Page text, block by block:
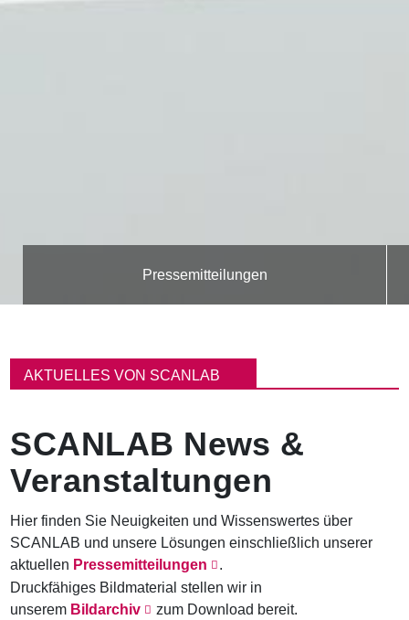
Pressemitteilungen
a
v
i
g
a
t
i
o
n
AKTUELLES VON SCANLAB
SCANLAB News &
Veranstaltungen
Hier finden Sie Neuigkeiten und Wissenswertes über
SCANLAB und unsere Lösungen einschließlich unserer
aktuellen Pressemitteilungen
.
Druckfähiges Bildmaterial stellen wir in
unserem Bildarchiv zum Download bereit.